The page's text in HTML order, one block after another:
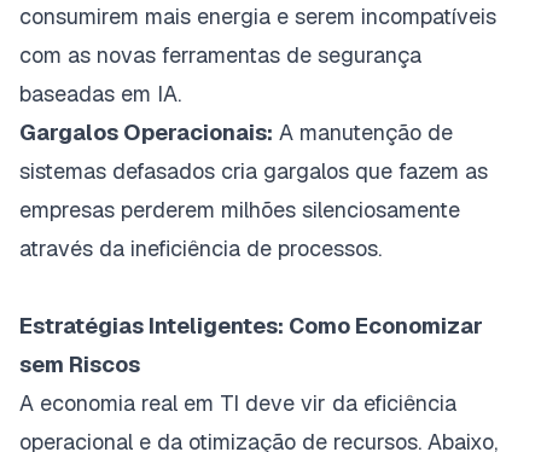
consumirem mais energia e serem incompatíveis
com as novas ferramentas de segurança
baseadas em IA.
Gargalos Operacionais: A manutenção de
sistemas defasados cria gargalos que fazem as
empresas perderem milhões silenciosamente
através da ineficiência de processos.
Estratégias Inteligentes: Como Economizar
sem Riscos
A economia real em TI deve vir da eficiência
operacional e da otimização de recursos. Abaixo,